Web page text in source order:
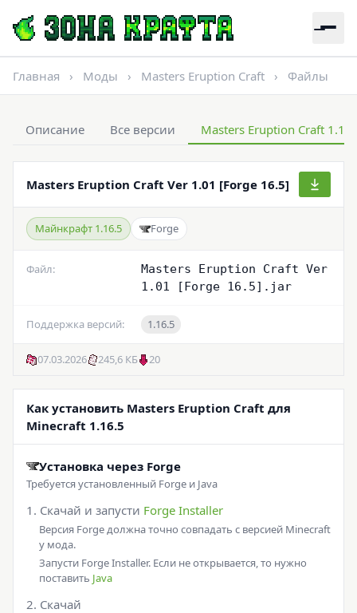
Главная › Моды › Masters Eruption Craft › Файлы
Описание Все версии Masters Eruption Craft
Masters Eruption Craft Ver 1.01 [Forge 16.5]
Майнкрафт 1.16.5 Forge
Файл:
Masters Eruption Craft Ver
1.01 [Forge 16.5].jar
Поддержка версий: 1.16.5
07.03.2026 245,6 КБ 20
Как установить Masters Eruption Craft для
Minecraft 1.16.5
Установка через Forge
Требуется установленный Forge и Java
Скачай и запусти Forge Installer
Версия Forge должна точно совпадать с версией Minecraft
у мода.
Запусти Forge Installer. Если не открывается, то нужно
поставить Java
Скачай